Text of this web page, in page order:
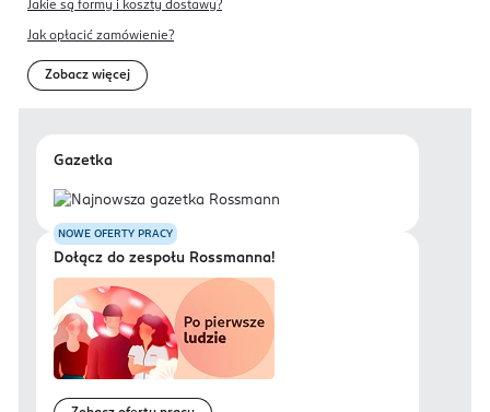
Jakie są formy i koszty dostawy?
Jak opłacić zamówienie?
Zobacz więcej
Gazetka
NOWE OFERTY PRACY
Dołącz do zespołu Rossmanna!